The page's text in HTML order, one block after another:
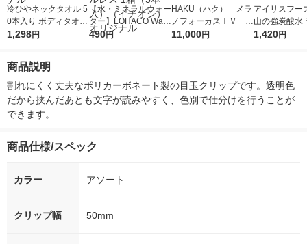
冷ひやネックタオル 5
0本入り ボディタオル
汗拭きシート 冷却タ
1,298円
【水・ミネラルウォー
ター】LOHACO Wate
r（ロハコウォータ
490円
HAKU（ハク） メラ
ノフォーカスＩＶ 4
5ｇ 資生堂 おまけ
11,000円
アイリスフー
山の強炭酸水
レス 500ml 1
1,420円
商品説明
割れにくく丈夫なポリカーボネート製の目玉クリップです。透明色
だから挟んだあとも文字が読みやすく、色別で仕分けを行うことが
できます。
商品仕様/スペック
カラー アソート
クリップ幅 50mm